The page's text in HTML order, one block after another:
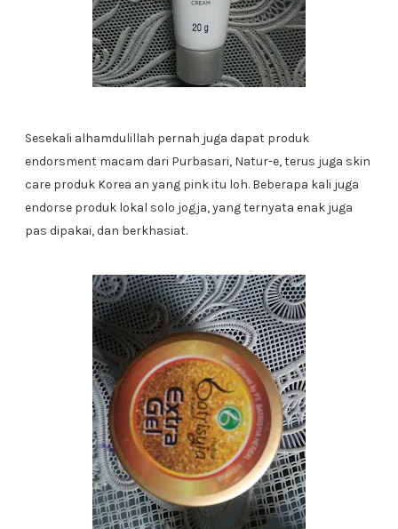
Sesekali alhamdulillah pernah juga dapat produk
endorsment macam dari Purbasari, Natur-e, terus juga skin
care produk Korea an yang pink itu loh. Beberapa kali juga
endorse produk lokal solo jogja, yang ternyata enak juga
pas dipakai, dan berkhasiat.